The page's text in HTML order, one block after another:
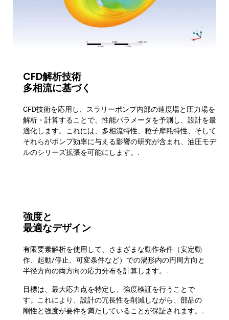
CFD解析技術
多相流に基づく
CFD技術を応用し、スラリーポンプ内部の速度場と圧力場を
解析・計算することで、性能パラメータを予測し、設計を最
適化します。これには、多相流特性、粒子摩耗特性、そして
それらがポンプ効率に与える影響の研究が含まれ、油圧モデ
ルのシリーズ拡張を可能にします。.
強度と
最適なデザイン
有限要素解析を使用して、さまざまな動作条件（安定動
作、起動/停止、可変条件など）での渦形内の円周方向と
半径方向の両方向の応力分布を計算します。.
目標は、最大応力点を特定し、強度検証を行うことで
す。これにより、設計の冗長性を削減しながら、部品の
剛性と強度が要件を満たしていることが保証されます。.